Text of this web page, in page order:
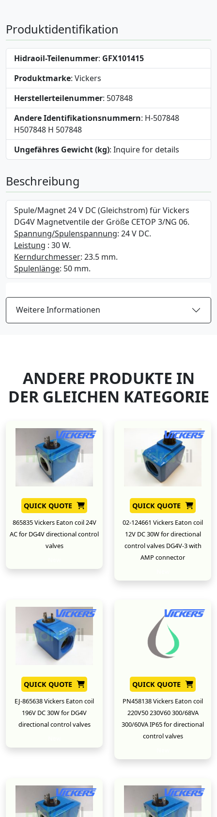
Produktidentifikation
Hidraoil-Teilenummer: GFX101415
Produktmarke: Vickers
Herstellerteilenummer: 507848
Andere Identifikationsnummern: H-507848
H507848 H 507848
Ungefähres Gewicht (kg): Inquire for details
Beschreibung
Spule/Magnet 24 V DC (Gleichstrom) für Vickers
DG4V Magnetventile der Größe CETOP 3/NG 06.
Spannung/Spulenspannung: 24 V DC.
Leistung : 30 W.
Kerndurchmesser: 23.5 mm.
Spulenlänge: 50 mm.
Weitere Informationen
ANDERE PRODUKTE IN
DER GLEICHEN KATEGORIE
QUICK QUOTE
865835 Vickers Eaton coil 24V
AC for DG4V directional control
valves
QUICK QUOTE
02-124661 Vickers Eaton coil
12V DC 30W for directional
control valves DG4V-3 with
AMP connector
QUICK QUOTE
EJ-865638 Vickers Eaton coil
196V DC 30W for DG4V
directional control valves
QUICK QUOTE
PN458138 Vickers Eaton coil
220V50 230V60 300/68VA
300/60VA IP65 for directional
control valves